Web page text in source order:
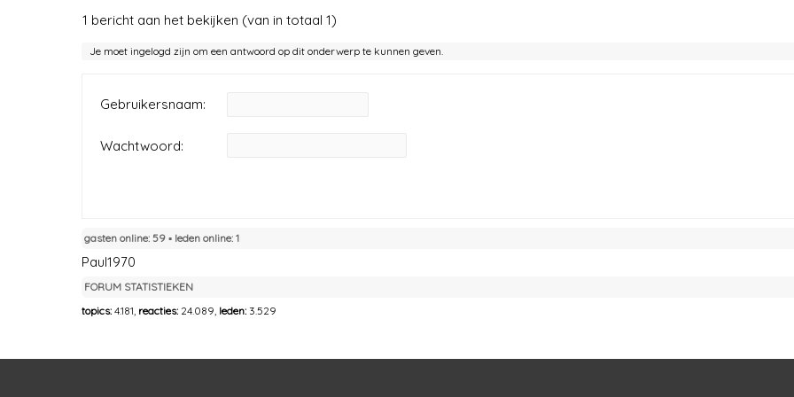
1 bericht aan het bekijken (van in totaal 1)
Je moet ingelogd zijn om een antwoord op dit onderwerp te kunnen geven.
Gebruikersnaam:
Wachtwoord:
gasten online: 59 ▪︎ leden online: 1
Paul1970
FORUM STATISTIEKEN
topics: 4.181, reacties: 24.089, leden: 3.529